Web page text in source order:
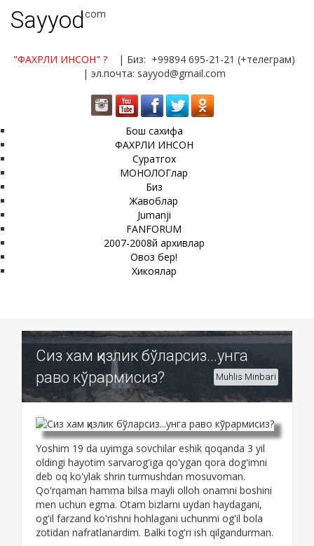
Sayyod.com
"ФАХРЛИ ИНСОН" ?
| Биз: +99894 695-21-21 (+телеграм)
| эл.почта: sayyod@gmail.com
Бош сахифа
ФАХРЛИ ИНСОН
Суратгох
МОНОЛОГлар
Биз
Жавоблар
Jumanji
FANFORUM
2007-2008й архивлар
Овоз бер!
Хикоялар
Сиз хам қизлик бўларсиз...унга
раво кўрармисиз?
Muhlis Minbari
Yoshim 19 da uyimga sovchilar eshik qoqanda 3 yil
oldingi hayotim sarvarog'iga qo'ygan qora dog'imni
deb oq ko'ylak shrin turmushdan mosuvoman.
Qo'rqaman hamma bilsa mayli olloh onamni boshini
men uchun egma. Otam bizlarni uydan haydagani,
og'il farzand ko'rishni hohlagani uchunmi og'il bola
zotidan nafratlanardim. Balki tog'ri ish qilgandurman.